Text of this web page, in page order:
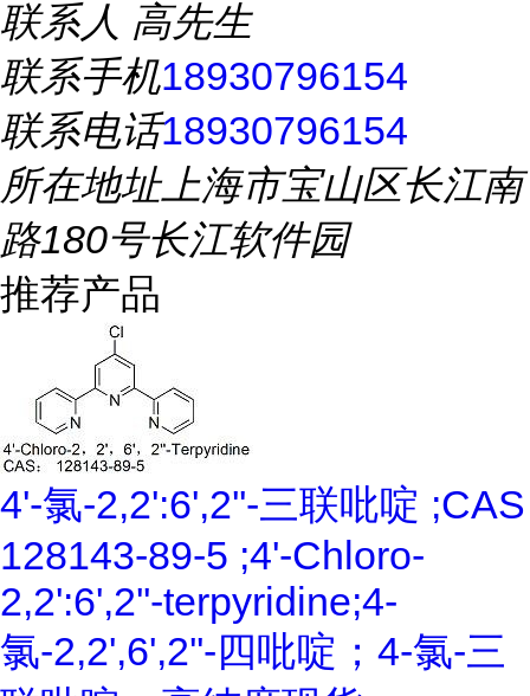
联系人 高先生
联系手机18930796154
联系电话18930796154
所在地址上海市宝山区长江南
路180号长江软件园
推荐产品
4'-氯-2,2':6',2''-三联吡啶 ;CAS
128143-89-5 ;4'-Chloro-
2,2':6',2''-terpyridine;4-
氯-2,2',6',2''-四吡啶；4-氯-三